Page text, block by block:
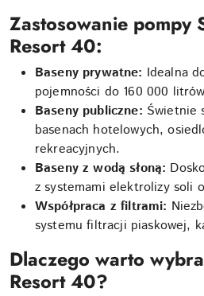
Zastosowanie pompy
Resort 40:
Baseny prywatne: Idealna
pojemności do 160 000
Baseny publiczne: Świetnie
basenach hotelowych,
rekreacyjnych.
Baseny z wodą słoną:
z systemami elektrolizy soli
Współpraca z filtrami:
systemu filtracji piaskowej,
Dlaczego warto
Resort 40?